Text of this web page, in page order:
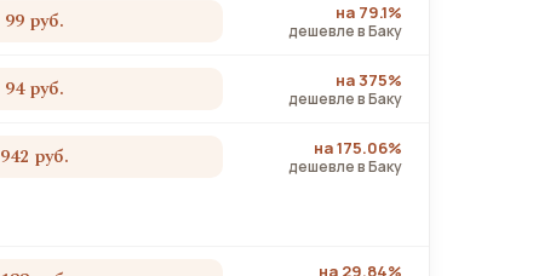
99 руб. на 79.1%
дешевле в Баку
94 руб. на 375%
дешевле в Баку
942 руб. на 175.06%
дешевле в Баку
на 29.84%